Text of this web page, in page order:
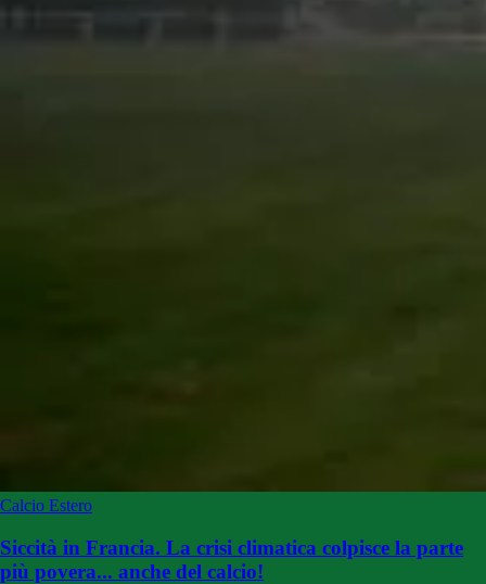
Calcio Estero
Siccità in Francia. La crisi climatica colpisce la parte
più povera... anche del calcio!